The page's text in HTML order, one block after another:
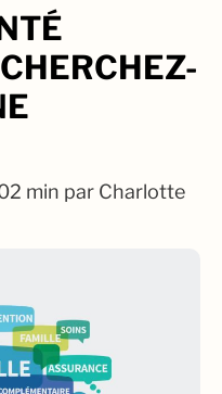
min par Charlotte